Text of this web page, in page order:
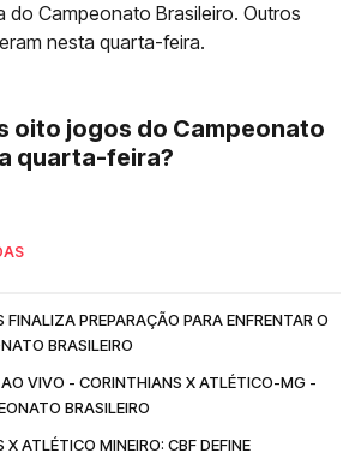
do Campeonato Brasileiro. Outros
nesta quarta-feira.
oito jogos do Campeonato
quarta-feira?
FINALIZA PREPARAÇÃO PARA ENFRENTAR O
BRASILEIRO
VIVO - CORINTHIANS X ATLÉTICO-MG -
BRASILEIRO
X ATLÉTICO MINEIRO: CBF DEFINE